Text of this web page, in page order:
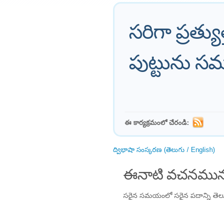
సరిగా
ఈ కార్యక్రమంలో చేరండి:
ద్విభాషా సంస్కరణ (తెలుగు / English)
ఈనాటి
సరైన సమయంలో సరైన పదాన్ని